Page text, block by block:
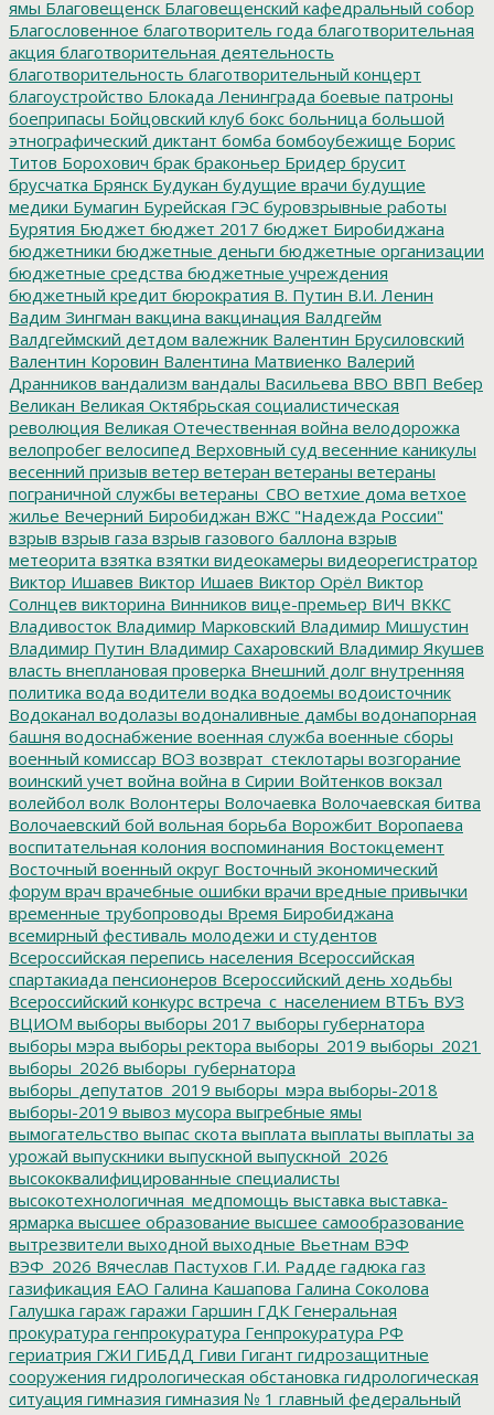
ямы Благовещенск Благовещенский кафедральный собор
Благословенное благотворитель года благотворительная
акция благотворительная деятельность
благотворительность благотворительный концерт
благоустройство Блокада Ленинграда боевые патроны
боеприпасы Бойцовский клуб бокс больница большой
этнографический диктант бомба бомбоубежище Борис
Титов Борохович брак браконьер Бридер брусит
брусчатка Брянск Будукан будущие врачи будущие
медики Бумагин Бурейская ГЭС буровзрывные работы
Бурятия Бюджет бюджет 2017 бюджет Биробиджана
бюджетники бюджетные деньги бюджетные организации
бюджетные средства бюджетные учреждения
бюджетный кредит бюрократия В. Путин В.И. Ленин
Вадим Зингман вакцина вакцинация Валдгейм
Валдгеймский детдом валежник Валентин Брусиловский
Валентин Коровин Валентина Матвиенко Валерий
Дранников вандализм вандалы Васильева ВВО ВВП Вебер
Великан Великая Октябрьская социалистическая
революция Великая Отечественная война велодорожка
велопробег велосипед Верховный суд весенние каникулы
весенний призыв ветер ветеран ветераны ветераны
пограничной службы ветераны_СВО ветхие дома ветхое
жилье Вечерний Биробиджан ВЖС "Надежда России"
взрыв взрыв газа взрыв газового баллона взрыв
метеорита взятка взятки видеокамеры видеорегистратор
Виктор Ишавев Виктор Ишаев Виктор Орёл Виктор
Солнцев викторина Винников вице-премьер ВИЧ ВККС
Владивосток Владимир Марковский Владимир Мишустин
Владимир Путин Владимир Сахаровский Владимир Якушев
власть внеплановая проверка Внешний долг внутренняя
политика вода водители водка водоемы водоисточник
Водоканал водолазы водоналивные дамбы водонапорная
башня водоснабжение военная служба военные сборы
военный комиссар ВОЗ возврат_стеклотары возгорание
воинский учет война война в Сирии Войтенков вокзал
волейбол волк Волонтеры Волочаевка Волочаевская битва
Волочаевский бой вольная борьба Ворожбит Воропаева
воспитательная колония воспоминания Востокцемент
Восточный военный округ Восточный экономический
форум врач врачебные ошибки врачи вредные привычки
временные трубопроводы Время Биробиджана
всемирный фестиваль молодежи и студентов
Всероссийская перепись населения Всероссийская
спартакиада пенсионеров Всероссийский день ходьбы
Всероссийский конкурс встреча_с_населением ВТБъ ВУЗ
ВЦИОМ выборы выборы 2017 выборы губернатора
выборы мэра выборы ректора выборы_2019 выборы_2021
выборы_2026 выборы_губернатора
выборы_депутатов_2019 выборы_мэра выборы-2018
выборы-2019 вывоз мусора выгребные ямы
вымогательство выпас скота выплата выплаты выплаты за
урожай выпускники выпускной выпускной_2026
высококвалифицированные специалисты
высокотехнологичная_медпомощь выставка выставка-
ярмарка высшее образование высшее самообразование
вытрезвители выходной выходные Вьетнам ВЭФ
ВЭФ_2026 Вячеслав Пастухов Г.И. Радде гадюка газ
газификация ЕАО Галина Кашапова Галина Соколова
Галушка гараж гаражи Гаршин ГДК Генеральная
прокуратура генпрокуратура Генпрокуратура РФ
гериатрия ГЖИ ГИБДД Гиви Гигант гидрозащитные
сооружения гидрологическая обстановка гидрологическая
ситуация гимназия гимназия № 1 главный федеральный